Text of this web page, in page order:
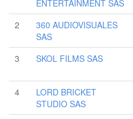
ENTERTAINMENT SAS
2
360 AUDIOVISUALES
SAS
3
SKOL FILMS SAS
4
LORD BRICKET
STUDIO SAS